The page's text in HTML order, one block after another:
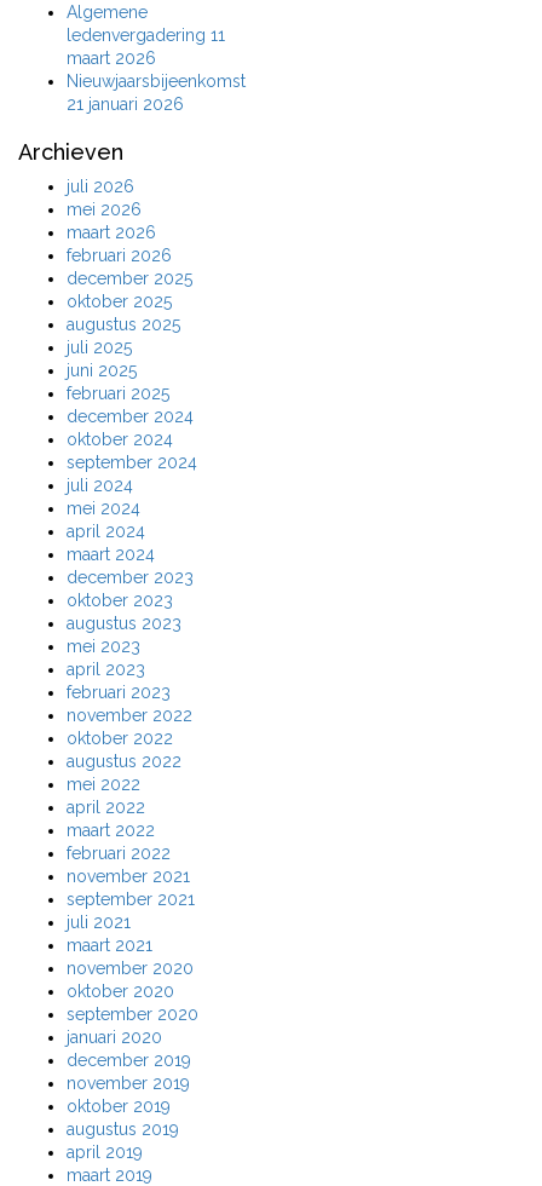
Algemene
ledenvergadering 11
maart 2026
Nieuwjaarsbijeenkomst
21 januari 2026
Archieven
juli 2026
mei 2026
maart 2026
februari 2026
december 2025
oktober 2025
augustus 2025
juli 2025
juni 2025
februari 2025
december 2024
oktober 2024
september 2024
juli 2024
mei 2024
april 2024
maart 2024
december 2023
oktober 2023
augustus 2023
mei 2023
april 2023
februari 2023
november 2022
oktober 2022
augustus 2022
mei 2022
april 2022
maart 2022
februari 2022
november 2021
september 2021
juli 2021
maart 2021
november 2020
oktober 2020
september 2020
januari 2020
december 2019
november 2019
oktober 2019
augustus 2019
april 2019
maart 2019